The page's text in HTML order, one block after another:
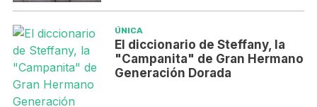
ÚNICA
El diccionario de Steffany, la
"Campanita" de Gran Hermano
Generación Dorada